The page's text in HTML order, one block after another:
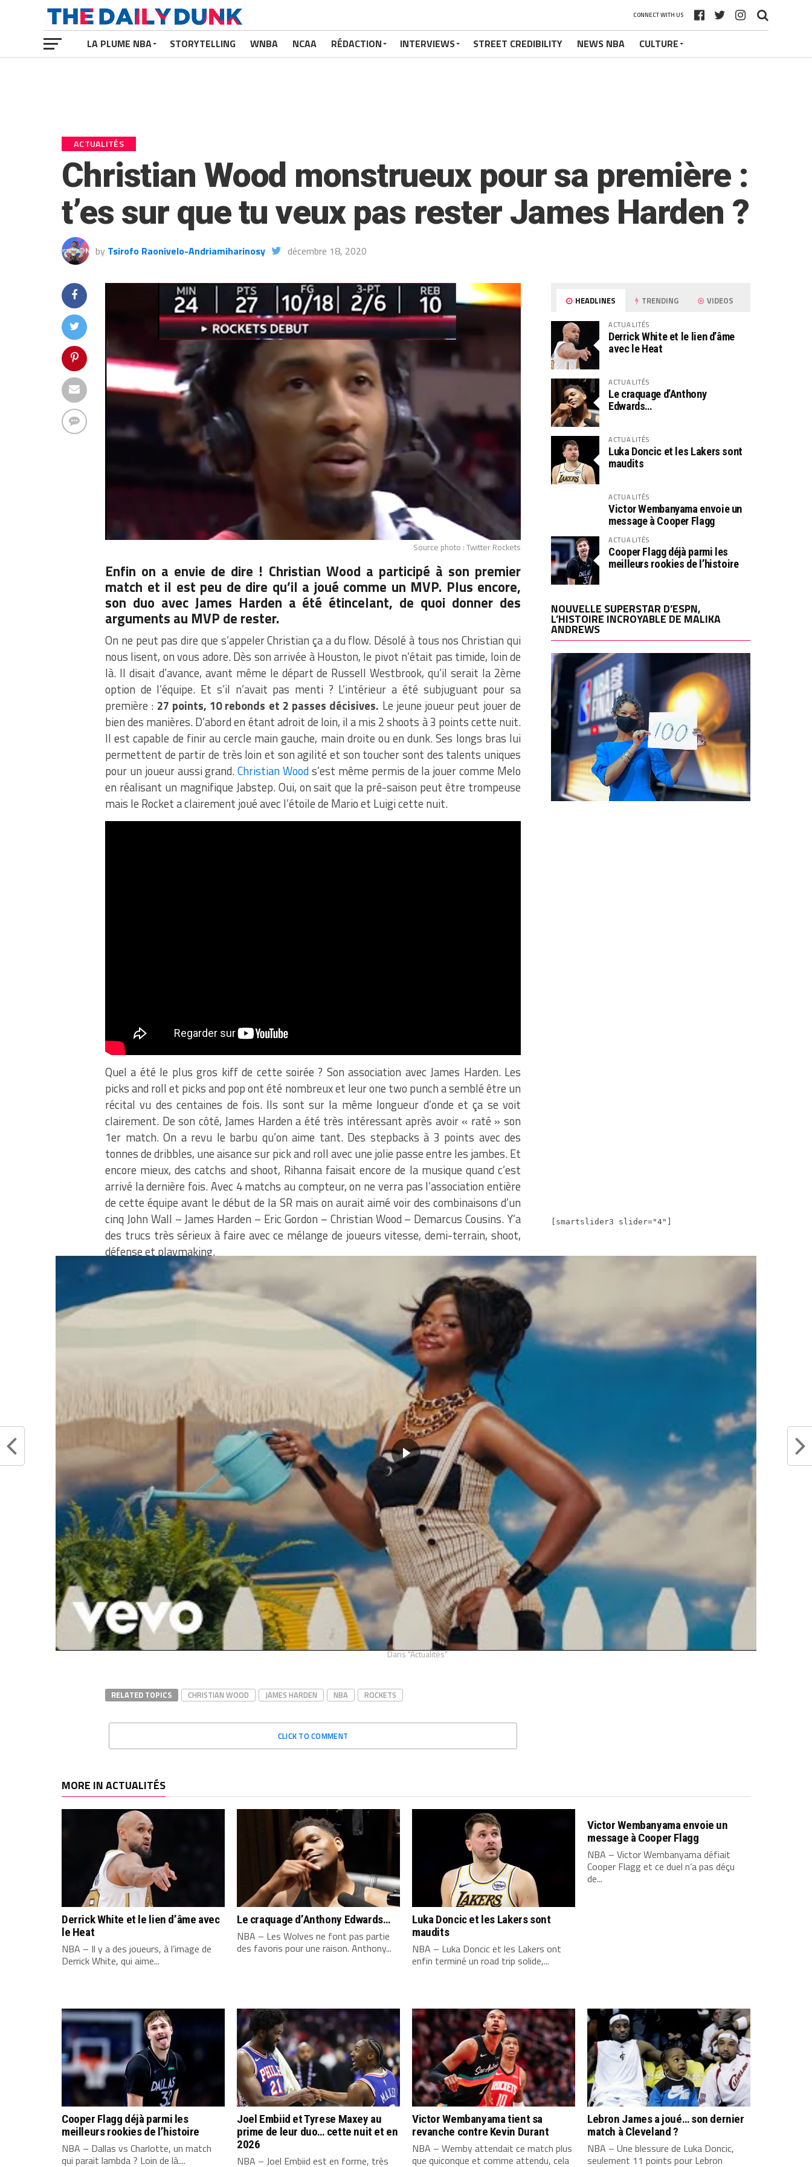
CONNECT WITH US
LA PLUME NBA STORYTELLING WNBA NCAA RÉDACTION INTERVIEWS STREET CREDIBILITY NEWS NBA CULTURE
ACTUALITÉS
Christian Wood monstrueux pour sa première :
t’es sur que tu veux pas rester James Harden ?
by Tsirofo Raonivelo-Andriamiharinosy décembre 18, 2020
Source photo : Twitter Rockets
Enfin on a envie de dire ! Christian Wood a participé à son premier
match et il est peu de dire qu’il a joué comme un MVP. Plus encore,
son duo avec James Harden a été étincelant, de quoi donner des
arguments au MVP de rester.
On ne peut pas dire que s’appeler Christian ça a du flow. Désolé à tous nos Christian qui
nous lisent, on vous adore. Dès son arrivée à Houston, le pivot n’était pas timide, loin de
là. Il disait d’avance, avant même le départ de Russell Westbrook, qu’il serait la 2ème
option de l’équipe. Et s’il n’avait pas menti ? L’intérieur a été subjuguant pour sa
première : 27 points, 10 rebonds et 2 passes décisives. Le jeune joueur peut jouer de
bien des manières. D’abord en étant adroit de loin, il a mis 2 shoots à 3 points cette nuit.
Il est capable de finir au cercle main gauche, main droite ou en dunk. Ses longs bras lui
permettent de partir de très loin et son agilité et son toucher sont des talents uniques
pour un joueur aussi grand.Christian Woods’est même permis de la jouer comme Melo
en réalisant un magnifique Jabstep. Oui, on sait que la pré-saison peut être trompeuse
mais le Rocket a clairement joué avec l’étoile de Mario et Luigi cette nuit.
Quel a été le plus gros kiff de cette soirée ? Son association avec James Harden. Les
picks and roll et picks and pop ont été nombreux et leur one two punch a semblé être un
récital vu des centaines de fois. Ils sont sur la même longueur d’onde et ça se voit
clairement. De son côté, James Harden a été très intéressant après avoir « raté » son
1er match. On a revu le barbu qu’on aime tant. Des stepbacks à 3 points avec des
tonnes de dribbles, une aisance sur pick and roll avec une jolie passe entre les jambes. Et
encore mieux, des catchs and shoot, Rihanna faisait encore de la musique quand c’est
arrivé la dernière fois. Avec 4 matchs au compteur, on ne verra pas l’association entière
de cette équipe avant le début de la SR mais on aurait aimé voir des combinaisons d’un
cinq John Wall – James Harden – Eric Gordon – Christian Wood – Demarcus Cousins. Y’a
des trucs très sérieux à faire avec ce mélange de joueurs vitesse, demi-terrain, shoot,
défense et playmaking.
Cerise sur le gâteau, les longs bras de Christian Wood sont précieux
en défense, même s’il reste encore beaucoup à travailler. James
Harden voudra t-il s’impliquer ? C’est une toute autre question. Il y a
La photo de la nuit : le vestiaire « Covid » du
Magic d’Orlando partagé par Evan Fournier
Partager :
Articles similaires
Stephen A. Smith se paye James
Harden
juin 7, 2024
Dans "Actualités"
James Harden donne son avis sur
Kawhi Leonard après ses 39 points
dans le Game 2
avril 22, 2025
Dans "Actualités"
Le conseil de Tracy McGrady à
James Harden : moment
nostalgique, on sent les regrets
chez T-Mac…
juin 20, 2022
Dans "Actualités"
RELATED TOPICS CHRISTIAN WOOD JAMES HARDEN NBA ROCKETS
CLICK TO COMMENT
HEADLINES TRENDING VIDEOS
ACTUALITÉS
Derrick White et le lien d’âme
avec le Heat
ACTUALITÉS
Le craquage d’Anthony
Edwards…
ACTUALITÉS
Luka Doncic et les Lakers sont
maudits
ACTUALITÉS
Victor Wembanyama envoie un
message à Cooper Flagg
ACTUALITÉS
Cooper Flagg déjà parmi les
meilleurs rookies de l’histoire
NOUVELLE SUPERSTAR D’ESPN,
L’HISTOIRE INCROYABLE DE MALIKA
ANDREWS
[smartslider3 slider="4"]
MORE IN ACTUALITÉS
Derrick White et le lien d’âme avec
le Heat
NBA – Il y a des joueurs, à l’image de
Derrick White, qui aime...
Le craquage d’Anthony Edwards…
NBA – Les Wolves ne font pas partie
des favoris pour une raison. Anthony...
Luka Doncic et les Lakers sont
maudits
NBA – Luka Doncic et les Lakers ont
enfin terminé un road trip solide,...
Victor Wembanyama envoie un
message à Cooper Flagg
NBA – Victor Wembanyama défiait
Cooper Flagg et ce duel n’a pas déçu
de...
Cooper Flagg déjà parmi les
meilleurs rookies de l’histoire
NBA – Dallas vs Charlotte, un match
qui parait lambda ? Loin de là....
Joel Embiid et Tyrese Maxey au
prime de leur duo… cette nuit et en
2026
NBA – Joel Embiid est en forme, très
Victor Wembanyama tient sa
revanche contre Kevin Durant
NBA – Wemby attendait ce match plus
que quiconque et comme attendu, cela
Lebron James a joué… son dernier
match à Cleveland ?
NBA – Une blessure de Luka Doncic,
seulement 11 points pour Lebron